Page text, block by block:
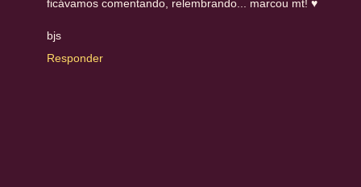
ficávamos comentando, relembrando... marcou mt! ♥
bjs
Responder